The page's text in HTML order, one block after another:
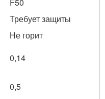
Требует защиты
Не горит
0,14
0,5